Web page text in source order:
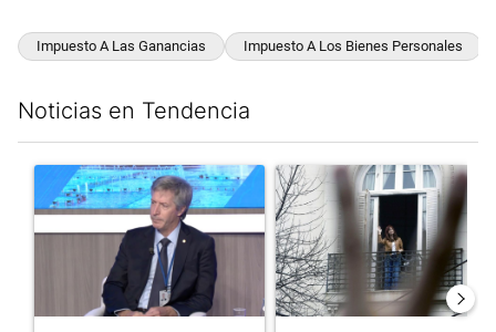
Impuesto A Las Ganancias Impuesto A Los Bienes Personales
Noticias en Tendencia
Un artículo de tendencia con el título "El Banco Central no
Un artículo de tendencia con